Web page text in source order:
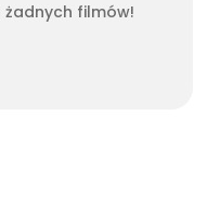
żadnych filmów!